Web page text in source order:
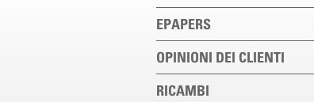
EPAPERS
OPINIONI DEI CLIENTI
RICAMBI